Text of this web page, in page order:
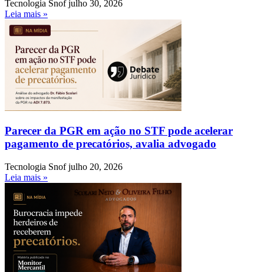
Tecnologia Snofjulho 30, 2026
Leia mais »
Parecer da PGR em ação no STF pode acelerar
pagamento de precatórios, avalia advogado
Tecnologia Snofjulho 20, 2026
Leia mais »